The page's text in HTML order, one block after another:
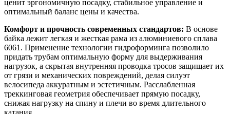
ценит эргономичную посадку, стабильное управление и
оптимальный баланс цены и качества.
Комфорт и прочность современных стандартов: В основе
байка лежит легкая и жесткая рама из алюминиевого сплава
6061. Применение технологии гидроформинга позволило
придать трубам оптимальную форму для выдерживания
нагрузок, а скрытая внутренняя проводка тросов защищает их
от грязи и механических повреждений, делая силуэт
велосипеда аккуратным и эстетичным. Расслабленная
треккинговая геометрия обеспечивает прямую посадку,
снижая нагрузку на спину и плечи во время длительного
катания.